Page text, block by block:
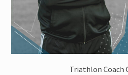
Triathlon Coach